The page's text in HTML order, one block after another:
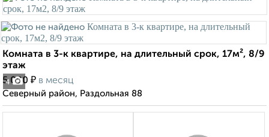
4
Комната в 3-к квартире, на длительный срок, 17м², 8/9
этаж
5 000 ₽ в месяц
Северный район, Раздольная 88